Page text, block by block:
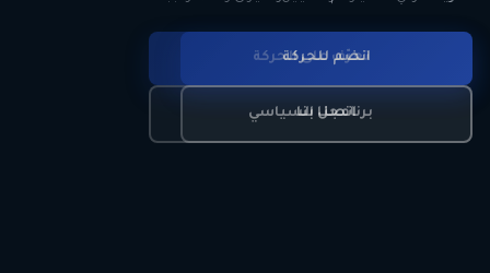
تعرّف على الحركة
برنامجنا السياسي
انضم للحركة
اتصل بنا